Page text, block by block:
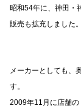
昭和54年に、神田・
販売も拡充しました。
メーカーとしても、
す。
2009年11月に店舗の